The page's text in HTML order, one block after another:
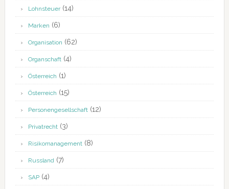
Lohnsteuer(14)
Marken (6)
Organisation (62)
Organschaft(4)
Österreich (1)
Österreich (15)
Personengesellschaft(12)
Privatrecht(3)
Risikomanagement(8)
Russland(7)
SAP(4)